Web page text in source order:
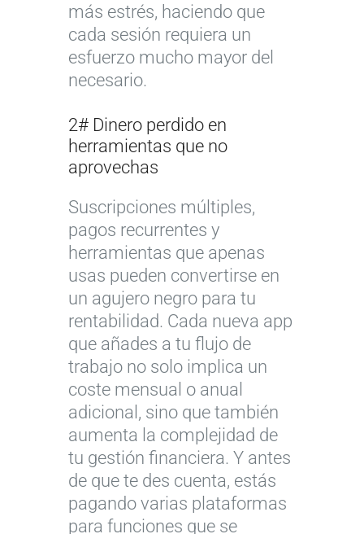
más estrés, haciendo que
cada sesión requiera un
esfuerzo mucho mayor del
necesario.
2# Dinero perdido en
herramientas que no
aprovechas
Suscripciones múltiples,
pagos recurrentes y
herramientas que apenas
usas pueden convertirse en
un agujero negro para tu
rentabilidad. Cada nueva app
que añades a tu flujo de
trabajo no solo implica un
coste mensual o anual
adicional, sino que también
aumenta la complejidad de
tu gestión financiera. Y antes
de que te des cuenta, estás
pagando varias plataformas
para funciones que se